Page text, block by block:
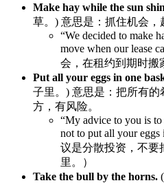
Make hay while the sun
草。) 意思是：抓住机会，
“We decided to make
move when our lease
会，在租约到期时搬
Put all your eggs in one
子里。) 意思是：把所有
方，有风险。
“My advice to you is
not to put all your
议是分散投资，不要
里。）
Take the bull by the horns.